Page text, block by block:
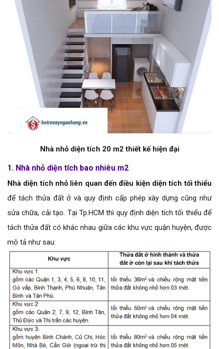
Nhà nhỏ diện tích 20 m2 thiết kế hiện đại
1. Nhà nhỏ diện tích bao nhiêu m2
Nhà diện tích nhỏ liên quan đến điều kiện diện tích tối thiểu
để tách thửa đất ở và quy định cấp phép xây dựng cũng như
sửa chữa, cải tạo. Tại Tp.HCM thì quy định diện tích tối thiểu để
tách thửa đất có khác nhau giữa các khu vực quận huyện, được
mô tả như sau: